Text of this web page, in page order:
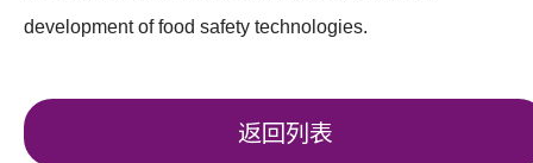
development of food safety technologies.
返回列表